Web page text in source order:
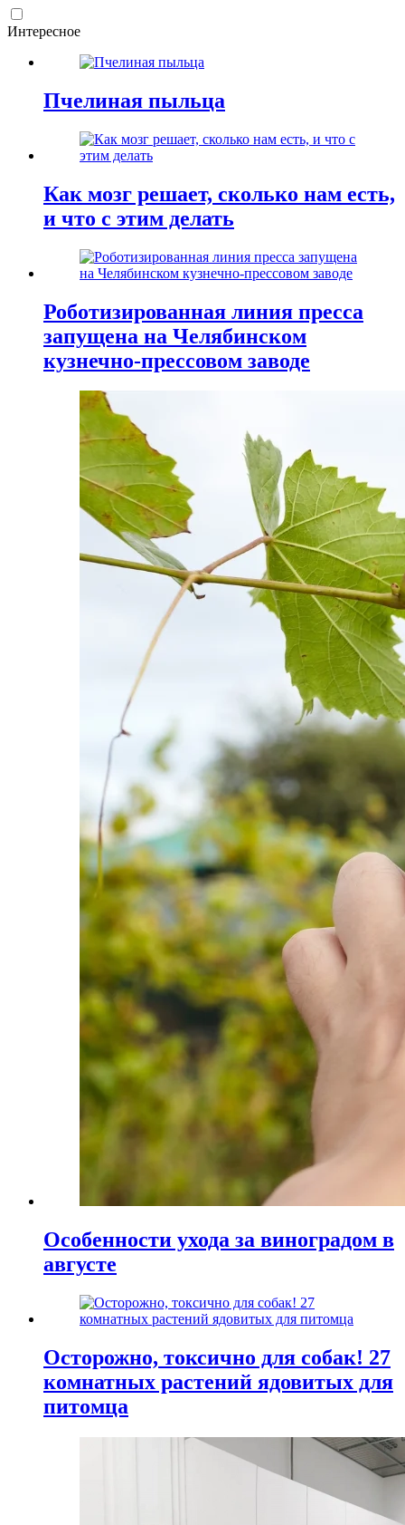
Интересное
Пчелиная пыльца
Как мозг решает, сколько нам есть,
и что с этим делать
Роботизированная линия пресса
запущена на Челябинском
кузнечно-прессовом заводе
Особенности ухода за виноградом в
августе
Осторожно, токсично для собак! 27
комнатных растений ядовитых для
питомца